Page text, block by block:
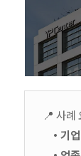
📍 사례
• 기